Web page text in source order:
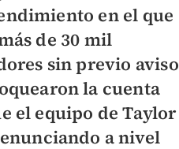
en el que
de 30 mil
sin previo aviso
la cuenta
el equipo de Taylor
a nivel